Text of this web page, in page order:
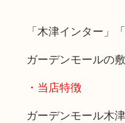
「木津インター」
ガーデンモールの
・当店特徴
ガーデンモール木